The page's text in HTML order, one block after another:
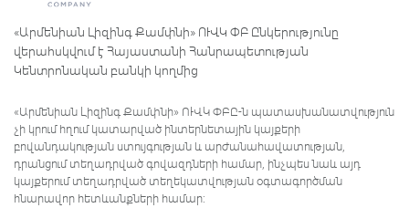
«Արմենիան Լիզինգ Քամփնի» ՈՒՎԿ ՓԲ Ընկերությունը
վերահսկվում է Հայաստանի Հանրապետության
Կենտրոնական բանկի կողմից
«Արմենիան Լիզինգ Քամփնի» ՈՒՎԿ ՓԲԸ-ն պատասխանատվություն
չի կրում հղում կատարված ինտերնետային կայքերի
բովանդակության ստույգության և արժանահավատության,
դրանցում տեղադրված գովազդների համար, ինչպես նաև այդ
կայքերում տեղադրված տեղեկատվության օգտագործման
հնարավոր հետևանքների համար: